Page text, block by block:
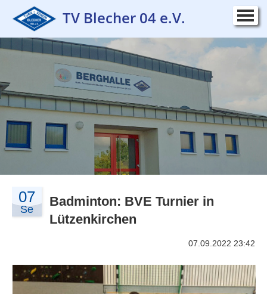
TV Blecher 04 e.V.
07
Se
Badminton: BVE Turnier in
Lützenkirchen
07.09.2022 23:42
Startseite ▼
Verein
Sportangebot
Kurse
Wettkampf
Impressum